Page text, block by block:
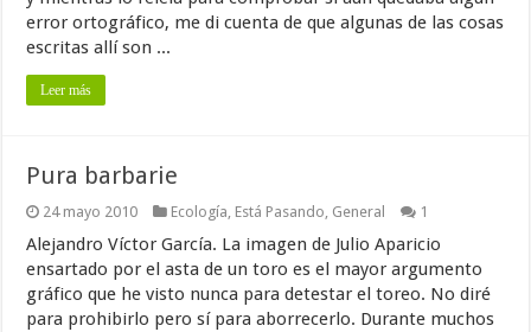
error ortográfico, me di cuenta de que algunas de las cosas
escritas allí son ...
Leer más
Pura barbarie
24 mayo 2010 Ecología Está Pasando General 1
Alejandro Víctor García. La imagen de Julio Aparicio
ensartado por el asta de un toro es el mayor argumento
gráfico que he visto nunca para detestar el toreo. No diré
para prohibirlo pero sí para aborrecerlo. Durante muchos